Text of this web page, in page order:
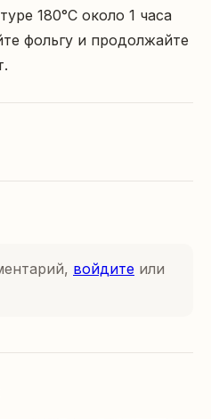
180°C около 1 часа
фольгу и продолжайте
войдите или